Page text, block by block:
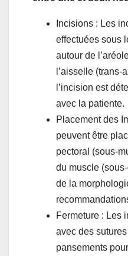
Incisions : Les
effectuées sous
autour de
l’aisselle
l’incision est
avec la patiente.
Placement des
peuvent être
pectoral (sous-
du muscle
de la
Fermeture : Les
avec des
pansements